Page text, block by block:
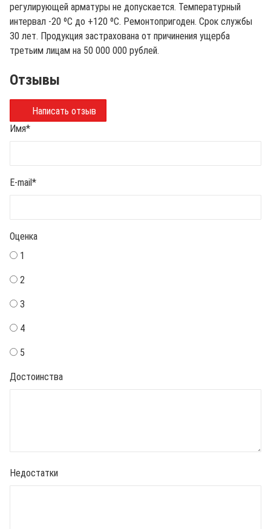
регулирующей арматуры не допускается. Температурный
интервал -20 ºС до +120 ºС. Ремонтопригоден. Срок службы
30 лет. Продукция застрахована от причинения ущерба
третьим лицам на 50 000 000 рублей.
Отзывы
Написать отзыв
Имя*
E-mail*
Оценка
1
2
3
4
5
Достоинства
Недостатки